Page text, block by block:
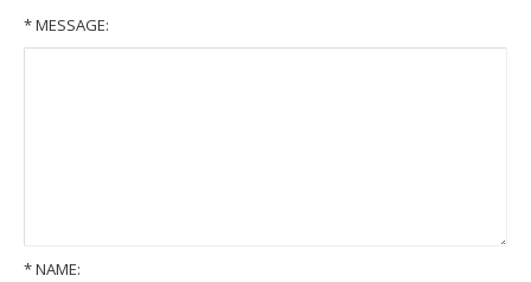
* MESSAGE:
*NAME: